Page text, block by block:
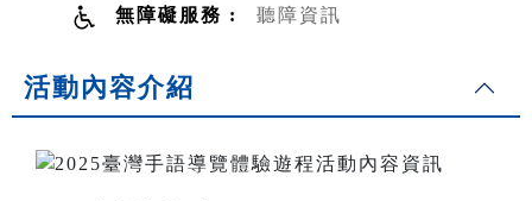
無障礙服務 : 聽障資訊
活動內容介紹